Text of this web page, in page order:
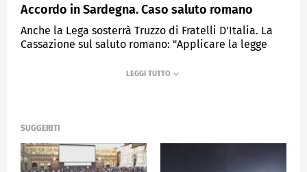
Accordo in Sardegna. Caso saluto romano
Anche la Lega sosterrà Truzzo di Fratelli D'Italia. La
Cassazione sul saluto romano: "Applicare la legge
SUGGERITI